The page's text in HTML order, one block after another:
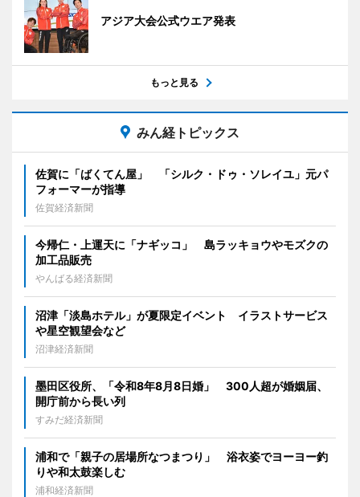
アジア大会公式ウエア発表
もっと見る
みん経トピックス
佐賀に「ばくてん屋」 「シルク・ドゥ・ソレイユ」元パ
フォーマーが指導
佐賀経済新聞
今帰仁・上運天に「ナギッコ」 島ラッキョウやモズクの
加工品販売
やんばる経済新聞
沼津「淡島ホテル」が夏限定イベント イラストサービス
や星空観望会など
沼津経済新聞
墨田区役所、「令和8年8月8日婚」 300人超が婚姻届、
開庁前から長い列
すみだ経済新聞
浦和で「親子の居場所なつまつり」 浴衣姿でヨーヨー釣
りや和太鼓楽しむ
浦和経済新聞